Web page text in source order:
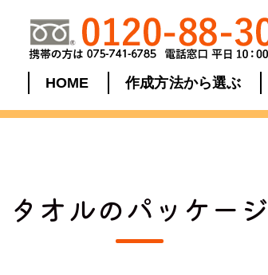
HOME 作成方法から選ぶ
タオルのパッケージ